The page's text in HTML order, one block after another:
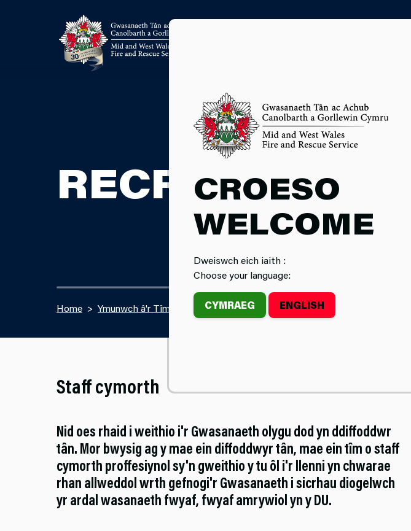
PORTH
CROESO
WELCOME
Dweiswch eich iaith :
Choose your language:
CYMRAEG ENGLISH
RECRIWTIO
Home Ymunwch â'r Tîm Recriwtio Staff Cymorth
Staff cymorth
Nid oes rhaid i weithio i'r Gwasanaeth olygu dod yn ddiffoddwr
tân. Mor bwysig ag y mae ein diffoddwyr tân, mae ein tîm o staff
cymorth proffesiynol sy'n gweithio y tu ôl i'r llenni yn chwarae
rhan allweddol wrth gefnogi'r Gwasanaeth i sicrhau diogelwch
yr ardal wasanaeth fwyaf, fwyaf amrywiol yn y DU.